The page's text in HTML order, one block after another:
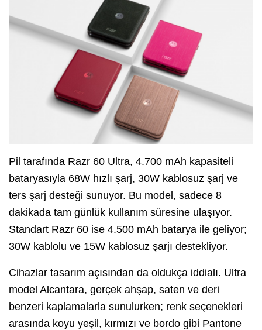
Pil tarafında Razr 60 Ultra, 4.700 mAh kapasiteli
bataryasıyla 68W hızlı şarj, 30W kablosuz şarj ve
ters şarj desteği sunuyor. Bu model, sadece 8
dakikada tam günlük kullanım süresine ulaşıyor.
Standart Razr 60 ise 4.500 mAh batarya ile geliyor;
30W kablolu ve 15W kablosuz şarjı destekliyor.
Cihazlar tasarım açısından da oldukça iddialı. Ultra
model Alcantara, gerçek ahşap, saten ve deri
benzeri kaplamalarla sunulurken; renk seçenekleri
arasında koyu yeşil, kırmızı ve bordo gibi Pantone